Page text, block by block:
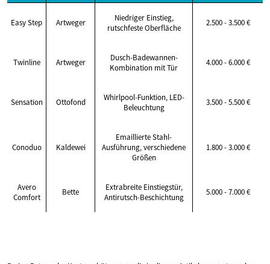
Easy Step Artweger
Niedriger Einstieg,
rutschfeste Oberfläche
2.500 - 3.500 €
Twinline Artweger
Dusch-Badewannen-
Kombination mit Tür
4.000 - 6.000 €
Sensation Ottofond
Whirlpool-Funktion, LED-
Beleuchtung
3.500 - 5.500 €
Conoduo Kaldewei
Emaillierte Stahl-
Ausführung, verschiedene
Größen
1.800 - 3.000 €
Avero
Comfort
Bette
Extrabreite Einstiegstür,
Antirutsch-Beschichtung
5.000 - 7.000 €